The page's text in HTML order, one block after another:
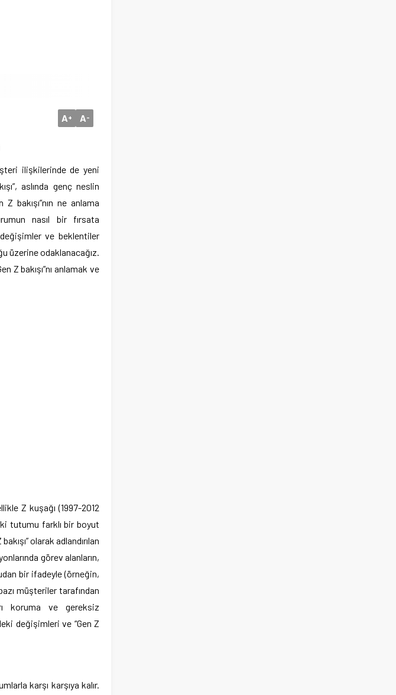
A+ A-
ilişkilerinde de yeni
aslında genç neslin
bakışı”nın ne anlama
nasıl bir fırsata
ve beklentiler
üzerine odaklanacağız.
Z bakışı”nı anlamak ve
Z kuşağı (1997-2012
tutumu farklı bir boyut
olarak adlandırılan
görev alanların,
bir ifadeyle (örneğin,
müşteriler tarafından
koruma ve gereksiz
değişimleri ve “Gen Z
karşı karşıya kalır.